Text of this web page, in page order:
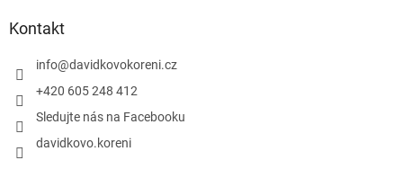
Kontakt
info@davidkovokoreni.cz
+420 605 248 412
Sledujte nás na Facebooku
davidkovo.koreni